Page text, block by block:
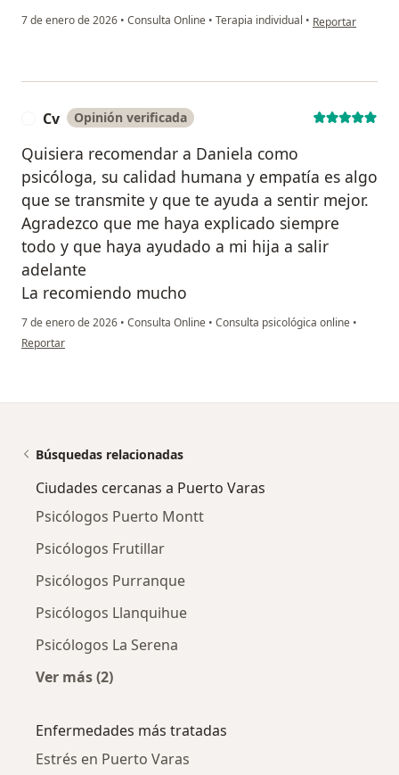
7 de enero de 2026 • Consulta Online • Terapia individual • en opinión del
Reportar
Cv Opinión verificada
Quisiera recomendar a Daniela como
psicóloga, su calidad humana y empatía es algo
que se transmite y que te ayuda a sentir mejor.
Agradezco que me haya explicado siempre
todo y que haya ayudado a mi hija a salir
adelante
La recomiendo mucho
7 de enero de 2026 • Consulta Online • Consulta psicológica online •
en opinión del usuario Cv
Reportar
Búsquedas relacionadas
Ciudades cercanas a Puerto Varas
Psicólogos Puerto Montt
Psicólogos Frutillar
Psicólogos Purranque
Psicólogos Llanquihue
Psicólogos La Serena
Ver más (2)
Enfermedades más tratadas
Estrés en Puerto Varas